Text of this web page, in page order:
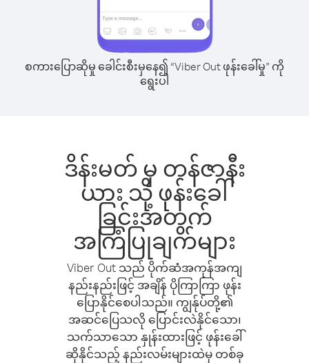
စကားပြောဆိုမှု ခေါင်းစီးမှနေ၍ “Viber Out ဖုန်းခေါ်မှု” ကို
ရွေးပါ
ဒိန်းမတ် မှ တန်ဇာနီး
ယား သို့ ဖုန်းခေါ်
ခြင်းအတွက်
အကြံပြုချက်များ
Viber Out သည် ပိုက်ဆံအကုန်အကျ
နည်းနည်းဖြင့် အချိန် ပိုကြာကြာ ဖုန်း
ပြောနိုင်စေပါသည်။ ကျွန်ုပ်တို့၏
အဆင်ပြေသလို ပြောင်းလဲနိုင်သော၊
သက်သာသော နှုန်းထားဖြင့် ဖုန်းခေါ်
ဆိုနိုင်သည့် နည်းလမ်းများထဲမှ တစ်ခု